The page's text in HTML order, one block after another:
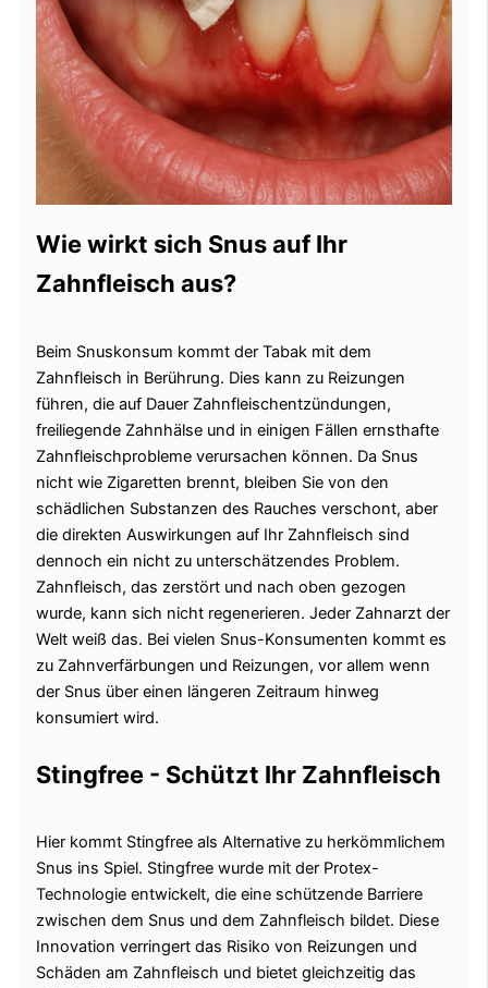
Wie wirkt sich Snus auf Ihr
Zahnfleisch aus?
Beim Snuskonsum kommt der Tabak mit dem
Zahnfleisch in Berührung. Dies kann zu Reizungen
führen, die auf Dauer Zahnfleischentzündungen,
freiliegende Zahnhälse und in einigen Fällen ernsthafte
Zahnfleischprobleme verursachen können. Da Snus
nicht wie Zigaretten brennt, bleiben Sie von den
schädlichen Substanzen des Rauches verschont, aber
die direkten Auswirkungen auf Ihr Zahnfleisch sind
dennoch ein nicht zu unterschätzendes Problem.
Zahnfleisch, das zerstört und nach oben gezogen
wurde, kann sich nicht regenerieren. Jeder Zahnarzt der
Welt weiß das. Bei vielen Snus-Konsumenten kommt es
zu Zahnverfärbungen und Reizungen, vor allem wenn
der Snus über einen längeren Zeitraum hinweg
konsumiert wird.
Stingfree - Schützt Ihr Zahnfleisch
Hier kommt Stingfree als Alternative zu herkömmlichem
Snus ins Spiel. Stingfree wurde mit der Protex-
Technologie entwickelt, die eine schützende Barriere
zwischen dem Snus und dem Zahnfleisch bildet. Diese
Innovation verringert das Risiko von Reizungen und
Schäden am Zahnfleisch und bietet gleichzeitig das